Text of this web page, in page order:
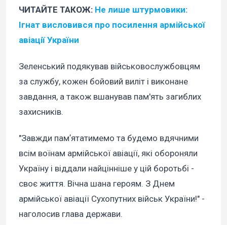
ЧИТАЙТЕ ТАКОЖ: Не лише штурмовики:
Ігнат висловився про посилення армійської
авіації України
Зеленський подякував військовослужбовцям
за службу, кожен бойовий виліт і виконане
завдання, а також вшанував пам'ять загиблих
захисників.
"Завжди памʼятатимемо та будемо вдячними
всім воїнам армійської авіації, які обороняли
Україну і віддали найцінніше у цій боротьбі -
своє життя. Вічна шана героям. З Днем
армійської авіації Сухопутних військ України!" -
наголосив глава держави.